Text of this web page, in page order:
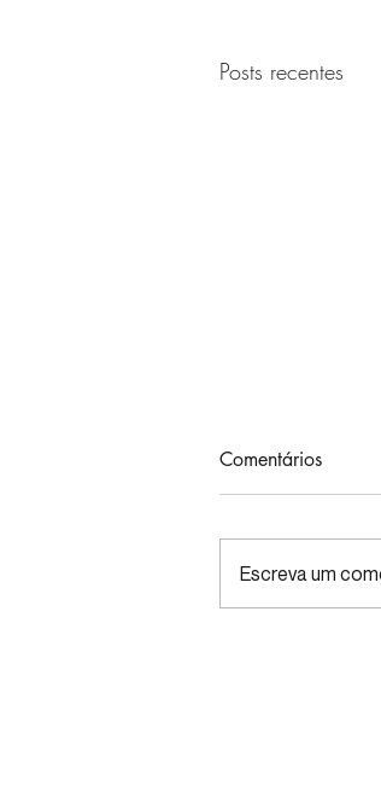
Posts recentes
Comentários
Escreva um